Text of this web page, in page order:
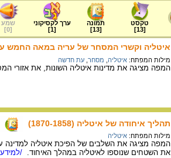
טקסט
[
13
]
תמונה
[
13
]
ערך לקסיקוני
[
1
]
שמע
[
0
]
איטליה וקשרי המסחר של עריה במאה החמש
מילות המפתח: איטליה מסחר עת חדשה
המפה מציגה את מדינות איטליה השונות, את אזורי
תהליך איחודה של איטליה (1870-1858)
מילות המפתח: איטליה
המפה מציגה את השלבים של הפיכת איטליה למדינה
את השטחים שנוספו לאיטליה במהלך האיחוד. /